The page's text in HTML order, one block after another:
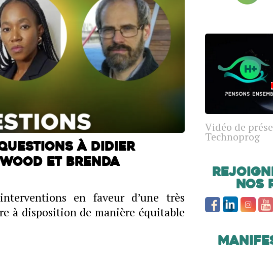
à Didier
et Brenda
en faveur d’une très
à disposition de manière équitable
Vidéo de
Technoprog
nos